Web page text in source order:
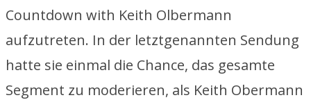
Countdown with Keith Olbermann
aufzutreten. In der letztgenannten Sendung
hatte sie einmal die Chance, das gesamte
Segment zu moderieren, als Keith Obermann